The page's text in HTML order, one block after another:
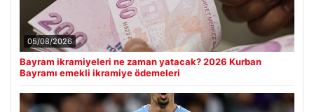
05/08/2026
Bayram ikramiyeleri ne zaman yatacak? 2026 Kurban
Bayramı emekli ikramiye ödemeleri